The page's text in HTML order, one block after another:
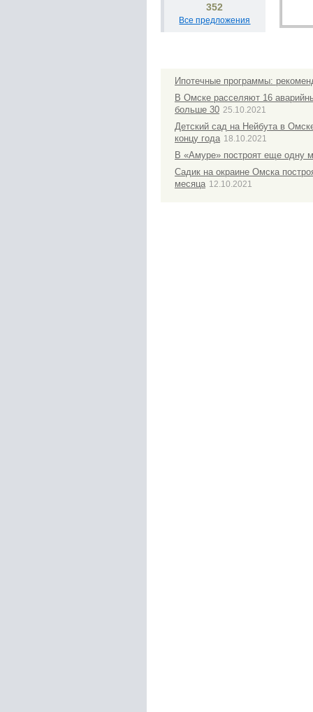
352
Все предложения
Ипотечные программы:
В Омске расселяют 16
больше 30 25.10.2021
Детский сад на Нейбута в
концу года 18.10.2021
В «Амуре» построят еще одну
Садик на окраине Омска
месяца 12.10.2021